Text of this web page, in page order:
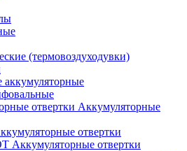
(термовоздуходувки)
Аккумуляторные
отвертки
Аккумуляторные отвертки